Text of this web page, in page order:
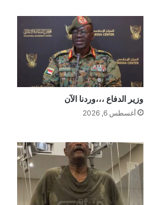
وزير الدفاع ،،،وردنا الآن
أغسطس 6, 2026